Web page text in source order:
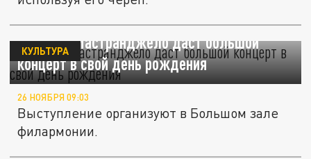
Маэстро Мастранджело даст большой
концерт в свой день рождения
КУЛЬТУРА
26 НОЯБРЯ 09:03
Выступление организуют в Большом зале
филармонии.